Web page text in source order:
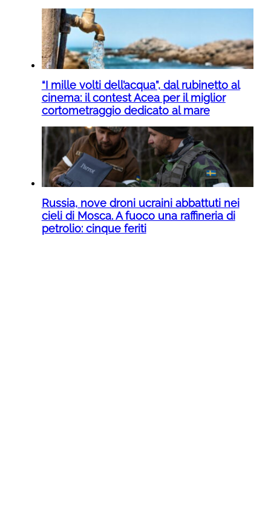
“I mille volti dell’acqua”, dal rubinetto al
cinema: il contest Acea per il miglior
cortometraggio dedicato al mare
Russia, nove droni ucraini abbattuti nei
cieli di Mosca. A fuoco una raffineria di
petrolio: cinque feriti